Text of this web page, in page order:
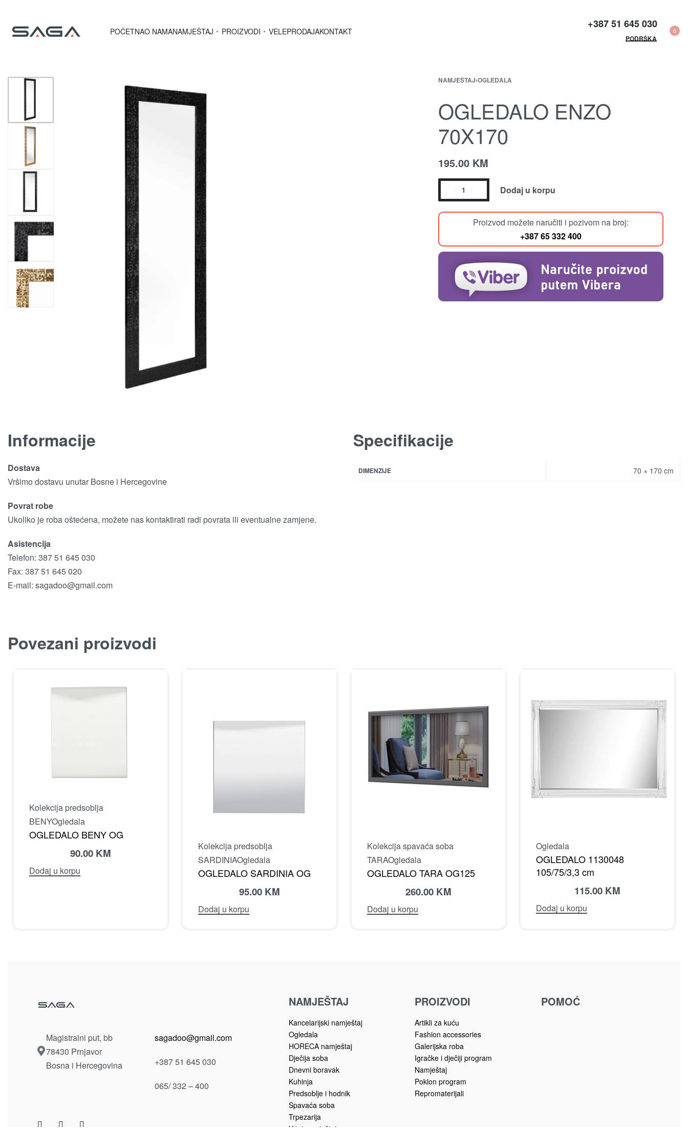
POČETNAO NAMANAMJEŠTAJ PROIZVODI VELEPRODAJAKONTAKT
+387 51 645 030​
PODRŠKA
0
NAMJEŠTAJ›OGLEDALA
OGLEDALO ENZO
70X170
195.00 KM
Dodaj u korpu
Proizvod možete naručiti i pozivom na broj:
+387 65 332 400
Informacije
Dostava
Vršimo dostavu unutar Bosne i Hercegovine
Povrat robe
Ukoliko je roba oštećena, možete nas kontaktirati radi povrata ili eventualne zamjene.
Asistencija
Telefon: 387 51 645 030
Fax: 387 51 645 020
E-mail: sagadoo@gmail.com
Specifikacije
DIMENZIJE 70 × 170 cm
Povezani proizvodi
Kolekcija predsoblja
BENYOgledala
OGLEDALO BENY OG
90.00 KM
Dodaj u korpu
Kolekcija predsoblja
SARDINIAOgledala
OGLEDALO SARDINIA OG
95.00 KM
Dodaj u korpu
Kolekcija spavaća soba
TARAOgledala
OGLEDALO TARA OG125
260.00 KM
Dodaj u korpu
Ogledala
OGLEDALO 1130048
105/75/3,3 cm
115.00 KM
Dodaj u korpu
Magistralni put, bb
78430 Prnjavor
Bosna i Hercegovina
sagadoo@gmail.com
+387 51 645 030
065/ 332 – 400
NAMJEŠTAJ
Kancelarijski namještaj
Ogledala
HORECA namještaj
Dječija soba
Dnevni boravak
Kuhinja
Predsoblje i hodnik
Spavaća soba
Trpezarija
Vrtni namještaj
PROIZVODI
Artikli za kuću
Fashion accessories
Galerijska roba
Igračke i dječiji program
Namještaj
Poklon program
Repromaterijali
POMOĆ